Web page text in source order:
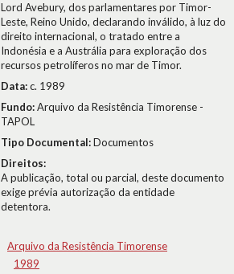
Lord Avebury, dos parlamentares por Timor-
Leste, Reino Unido, declarando inválido, à luz do
direito internacional, o tratado entre a
Indonésia e a Austrália para exploração dos
recursos petrolíferos no mar de Timor.
Data:c. 1989
Fundo:Arquivo da Resistência Timorense -
TAPOL
Tipo Documental:Documentos
Direitos:
A publicação, total ou parcial, deste documento
exige prévia autorização da entidade
detentora.
Arquivo da Resistência Timorense
1989